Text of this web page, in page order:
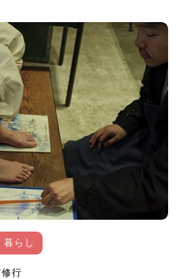
暮らし
行